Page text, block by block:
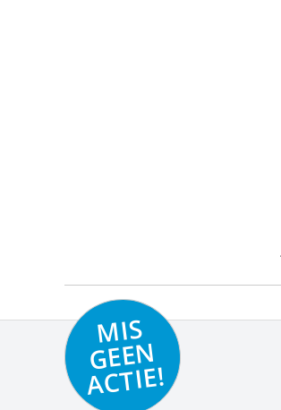
MIS
GEE
N
A
C
TIE!